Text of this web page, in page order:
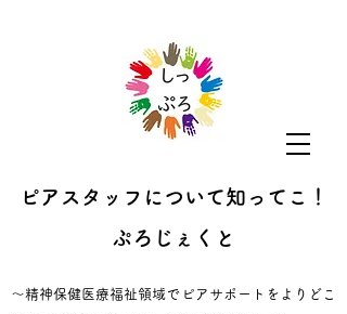
ピアスタッフについて知ってこ！
ぷろじぇくと
​～精神保健医療福祉領域でピアサポートをよりどこ